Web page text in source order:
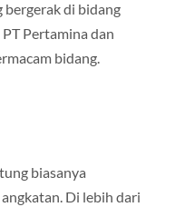
bergerak di bidang
Pertamina dan
bidang.
biasanya
Di lebih dari